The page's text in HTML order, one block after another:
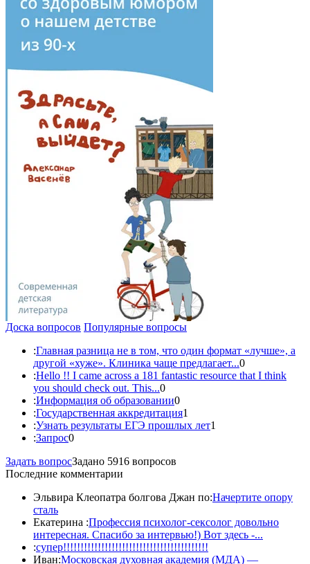
Доска вопросов Популярные вопросы
:Главная разница не в том, что один формат «лучше», а
другой «хуже». Клиника чаще предлагает...0
:Hello !! I came across a 181 fantastic resource that I think
you should check out. This...0
:Информация об образовании0
:Государственная аккредитация1
:Узнать результаты ЕГЭ прошлых лет1
:Запрос0
Задать вопросЗадано 5916 вопросов
Последние комментарии
Эльвира Клеопатра болгова Джан по:Начертите опору
сталь
Екатерина :Профессия психолог-сексолог довольно
интересная. Спасибо за интервью!) Вот здесь -...
:супер!!!!!!!!!!!!!!!!!!!!!!!!!!!!!!!!!!!!!!!!!!
Иван:Московская духовная академия (МДА) —